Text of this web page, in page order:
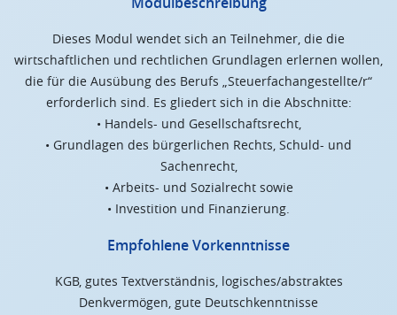
Dieses Modul wendet sich an Teilnehmer, die die
wirtschaftlichen und rechtlichen Grundlagen erlernen wollen,
die für die Ausübung des Berufs „Steuerfachangestellte/r“
erforderlich sind. Es gliedert sich in die Abschnitte:
• Handels- und Gesellschaftsrecht,
• Grundlagen des bürgerlichen Rechts, Schuld- und
Sachenrecht,
• Arbeits- und Sozialrecht sowie
• Investition und Finanzierung.
Empfohlene Vorkenntnisse
KGB, gutes Textverständnis, logisches/abstraktes
Denkvermögen, gute Deutschkenntnisse